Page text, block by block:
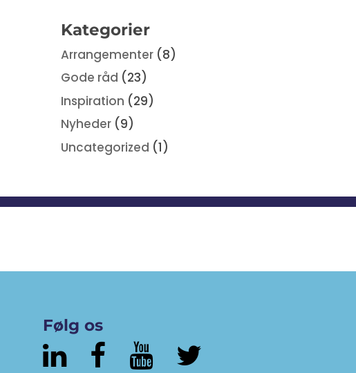
Kategorier
Arrangementer (8)
Gode råd (23)
Inspiration (29)
Nyheder (9)
Uncategorized (1)
Følg os